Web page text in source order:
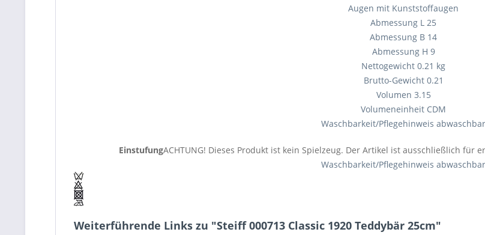
Augen mit Kunststoffaugen
Abmessung L 25
Abmessung B 14
Abmessung H 9
Nettogewicht 0.21 kg
Brutto-Gewicht 0.21
Volumen 3.15
Volumeneinheit CDM
Waschbarkeit/Pflegehinweis abwaschbar
EinstufungACHTUNG! Dieses Produkt ist kein Spielzeug. Der Artikel ist ausschließlich für
Waschbarkeit/Pflegehinweis abwaschbar
Weiterführende Links zu "Steiff 000713 Classic 1920 Teddybär 25cm"